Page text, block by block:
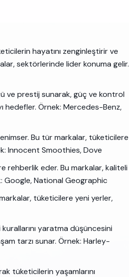
hayatını zenginleştirir ve
sektörlerinde lider konuma gelir.
ve prestij sunarak, güç ve kontrol
hedefler. Örnek: Mercedes-Benz,
Bu tür markalar, tüketicilere
Innocent Smoothies, Dove
rehberlik eder. Bu markalar, kaliteli
Google, National Geographic
tüketicilere yeni yerler,
yaratma düşüncesini
tarzı sunar. Örnek: Harley-
tüketicilerin yaşamlarını